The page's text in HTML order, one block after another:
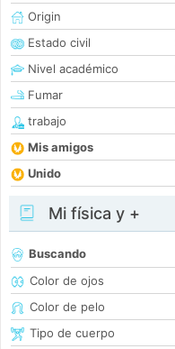
Origin
Estado civil
Nivel académico
Fumar
trabajo
Mis amigos
Unido
Mi física y +
Buscando
Color de ojos
Color de pelo
Tipo de cuerpo